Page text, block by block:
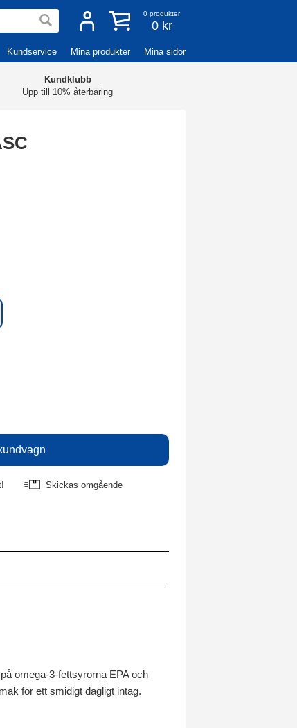
0 produkter
0 kr
Kundservice Mina produkter Mina sidor
Kundklubb
Upp till 10% återbäring
Skickas omgående
omega-3-fettsyrorna EPA och
för ett smidigt dagligt intag.